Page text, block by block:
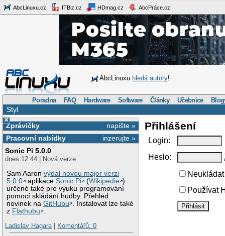
AbcLinuxu.cz ITBiz.cz HDmag.cz AbcPráce.cz
AbcLinuxu hledá autory!
Poradna FAQ Hardware Software Články Učebnice
Styl
×
napište »
Zprávičky
inzerujte »
Pracovní nabídky
Sonic Pi 5.0.0
dnes 12:44 | Nová verze
Sam Aaronvydal novou major verzi
5.0.0
aplikaceSonic Pi (Wikipedie )
určené také pro výuku programování
pomocí skládání hudby. Přehled
novinek naGitHubu
. Instalovat lze také
z Flathubu
Ladislav Hagara| Komentářů: 0
Přihlášení
Login:
Heslo:
Používat